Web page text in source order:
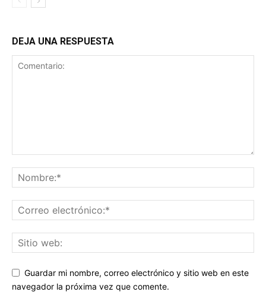
DEJA UNA RESPUESTA
Guardar mi nombre, correo electrónico y sitio web en este
navegador la próxima vez que comente.